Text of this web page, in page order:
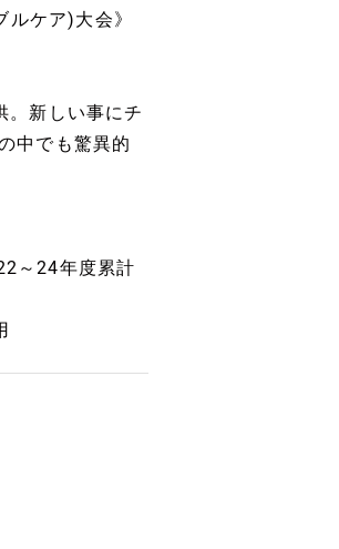
ケア)大会》
。新しい事にチ
中でも驚異的
～24年度累計